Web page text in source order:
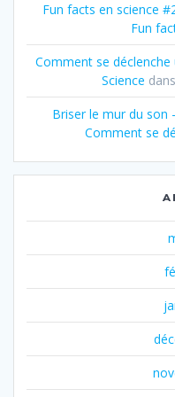
Fun facts en science
Fun
Comment se déclenche
Science dans
Briser le mur du son
Comment se